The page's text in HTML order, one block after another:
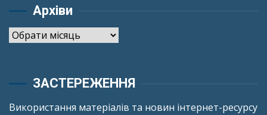
Архіви
Архіви
ЗАСТЕРЕЖЕННЯ
Використання матеріалів та новин інтернет-ресурсу